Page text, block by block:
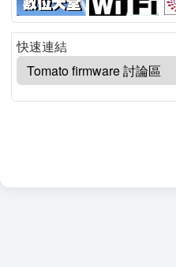
快速連結